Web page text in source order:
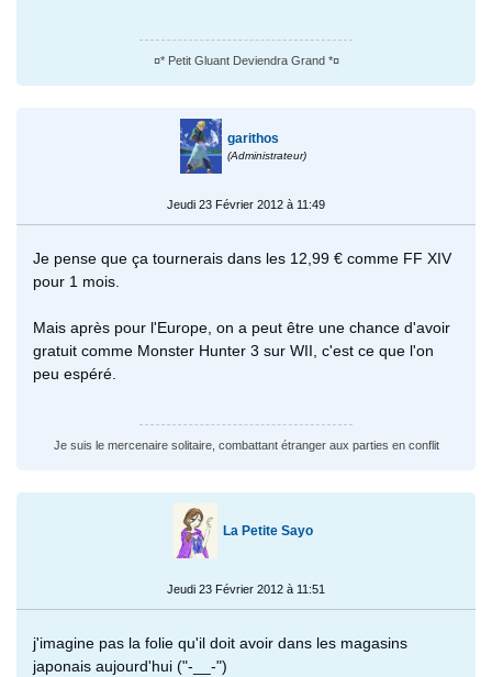
¤* Petit Gluant Deviendra Grand *¤
garithos
(Administrateur)
Jeudi 23 Février 2012 à 11:49
Je pense que ça tournerais dans les 12,99 € comme FF XIV
pour 1 mois.
Mais après pour l'Europe, on a peut être une chance d'avoir
gratuit comme Monster Hunter 3 sur WII, c'est ce que l'on
peu espéré.
Je suis le mercenaire solitaire, combattant étranger aux parties en conflit
La Petite Sayo
Jeudi 23 Février 2012 à 11:51
j'imagine pas la folie qu'il doit avoir dans les magasins
japonais aujourd'hui ("-__-")